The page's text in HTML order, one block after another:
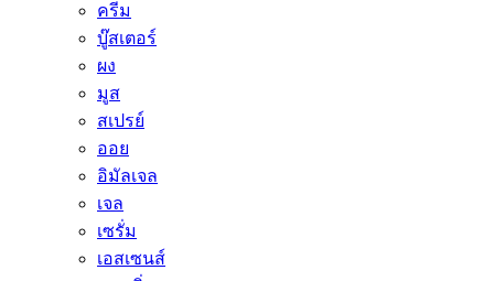
ครีม
บู๊สเตอร์
ผง
มูส
สเปรย์
ออย
อิมัลเจล
เจล
เซรั่ม
เอสเซนส์